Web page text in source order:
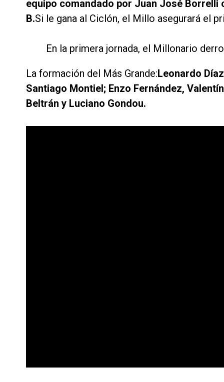
equipo comandado por Juan José
B.Si le gana al Ciclón, el Millo asegurará el
En la primera jornada, el Millonario
La formación del Más Grande:Leonardo
Santiago Montiel; Enzo Fernández,
Beltrán y Luciano Gondou.